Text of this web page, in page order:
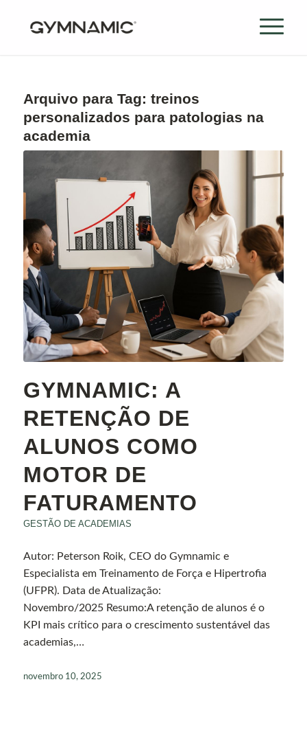
Arquivo para Tag: treinos
personalizados para patologias na
academia
GYMNAMIC: A
RETENÇÃO DE
ALUNOS COMO
MOTOR DE
FATURAMENTO
GESTÃO DE ACADEMIAS
Autor: Peterson Roik, CEO do Gymnamic e
Especialista em Treinamento de Força e Hipertrofia
(UFPR). Data de Atualização:
Novembro/2025 Resumo:A retenção de alunos é o
KPI mais crítico para o crescimento sustentável das
academias,…
novembro 10, 2025